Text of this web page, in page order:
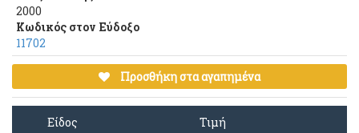
2000
Κωδικός στον Εύδοξο
11702
Προσθήκη στα αγαπημένα
Είδος
Τιμή